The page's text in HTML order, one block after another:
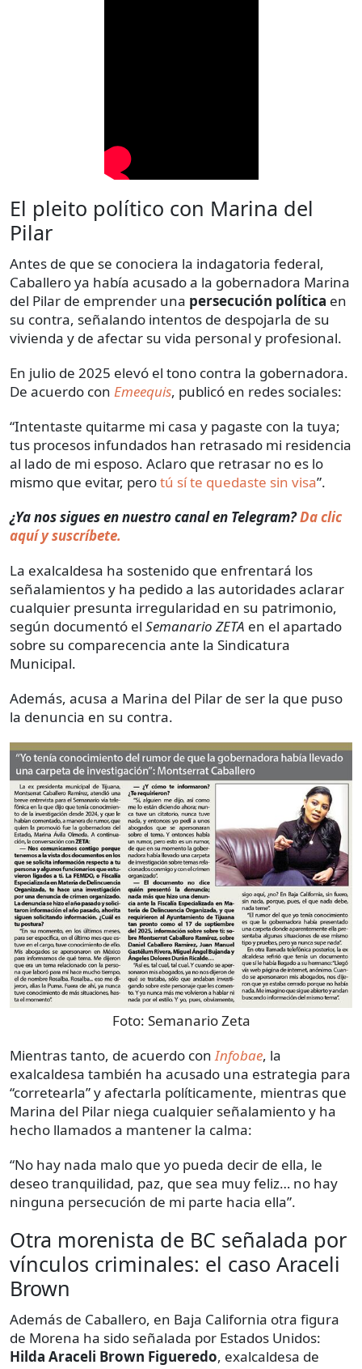
El pleito político con Marina del
Pilar
Antes de que se conociera la indagatoria federal,
Caballero ya había acusado a la gobernadora Marina
del Pilar de emprender una persecución política en
su contra, señalando intentos de despojarla de su
vivienda y de afectar su vida personal y profesional.
En julio de 2025 elevó el tono contra la gobernadora.
De acuerdo con Emeequis, publicó en redes sociales:
“Intentaste quitarme mi casa y pagaste con la tuya;
tus procesos infundados han retrasado mi residencia
al lado de mi esposo. Aclaro que retrasar no es lo
mismo que evitar, perotú sí te quedaste sin visa”.
¿Ya nos sigues en nuestro canal en Telegram?Da clic
aquí y suscríbete.
La exalcaldesa ha sostenido que enfrentará los
señalamientos y ha pedido a las autoridades aclarar
cualquier presunta irregularidad en su patrimonio,
según documentó el Semanario ZETA en el apartado
sobre su comparecencia ante la Sindicatura
Municipal.
Además, acusa a Marina del Pilar de ser la que puso
la denuncia en su contra.
Foto: Semanario Zeta
Mientras tanto, de acuerdo conInfobae, la
exalcaldesa también ha acusado una estrategia para
“corretearla” y afectarla políticamente, mientras que
Marina del Pilar niega cualquier señalamiento y ha
hecho llamados a mantener la calma:
“No hay nada malo que yo pueda decir de ella, le
deseo tranquilidad, paz, que sea muy feliz… no hay
ninguna persecución de mi parte hacia ella”.
Otra morenista de BC señalada por
vínculos criminales: el caso Araceli
Brown
Además de Caballero, en Baja California otra figura
de Morena ha sido señalada por Estados Unidos:
Hilda Araceli Brown Figueredo, exalcaldesa de